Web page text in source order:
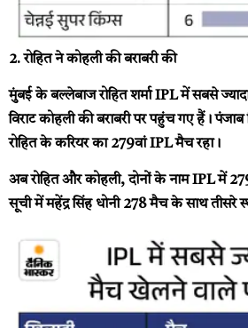
2. रोहित ने कोहली की बराबरी की
मुंबई के बल्लेबाज रोहित शर्मा IPL में सबसे
विराट कोहली की बराबरी पर पहुंच गए हैं।
रोहित के करियर का 279वां IPL मैच रहा।
अब रोहित और कोहली, दोनों के नाम IPL में
सूची में महेंद्र सिंह धोनी 278 मैच के साथ तीसरे